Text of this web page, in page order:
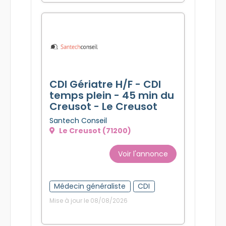
CDI Gériatre H/F - CDI
temps plein - 45 min du
Creusot - Le Creusot
Santech Conseil
Le Creusot (71200)
Voir l'annonce
Médecin généraliste CDI
Mise à jour le 08/08/2026